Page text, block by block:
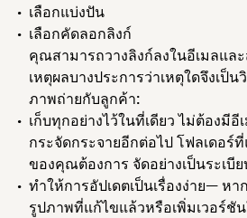
เลือกแบ่งปัน
เลือกคัดลอกลิงก์
คุณสามารถวางลิงก์ลงในอีเมลแล
เหตุผลบางประการว่าเหตุใดจึงเป็
ภาพถ่ายกับลูกค้า:
เก็บทุกอย่างไว้ในที่เดียว ไม่ต้องมีอี
กระจัดกระจายอีกต่อไป โฟลเดอร์
ของคุณต้องการ จัดอย่างเป็นระเบีย
ทำให้การอัปเดตเป็นเรื่องง่าย— หา
รูปภาพที่แก้ไขแล้วหรือเพิ่มเวอร์ชั